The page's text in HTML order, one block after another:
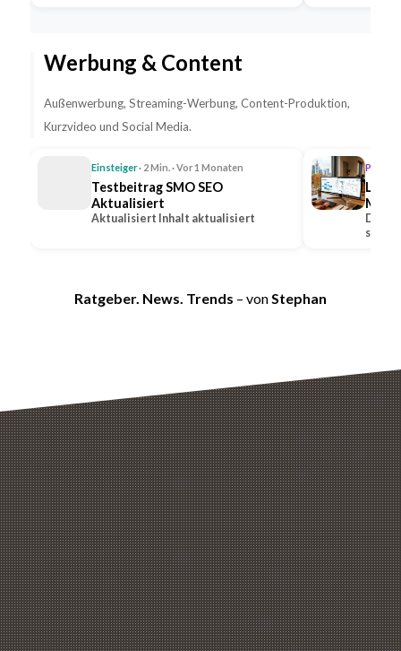
Werbung & Content
Außenwerbung, Streaming-Werbung, Content-Produktion,
Kurzvideo und Social Media.
Einsteiger· 2 Min. · Vor 1 Monaten
Testbeitrag SMO SEO
Aktualisiert
Aktualisiert Inhalt aktualisiert
Profi
Die
Ratgeber. News. Trends – von Stephan